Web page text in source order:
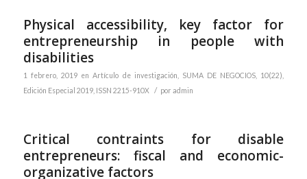
Physical accessibility, key factor for
entrepreneurship in people with
disabilities
1 febrero, 2019 enArtículo de investigación
SUMA DE NEGOCIOS, 10(22),
Edición Especial 2019, ISSN 2215-910X
/ por admin
Critical contraints for disable
entrepreneurs: fiscal and economic-
organizative factors